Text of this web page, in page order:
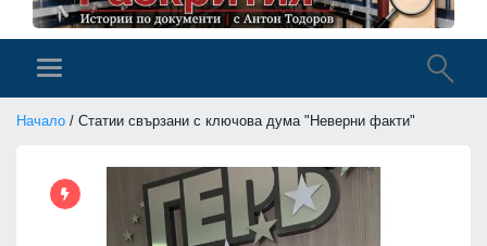
Начало / Статии свързани с ключова дума "Неверни факти"